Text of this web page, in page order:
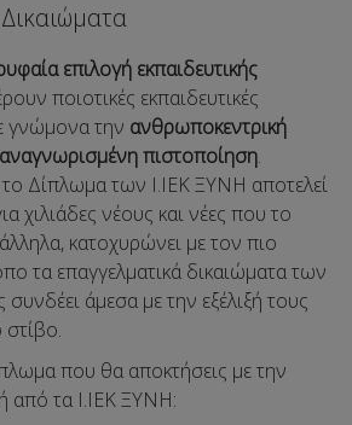
επιλογή εκπαιδευτικής
ποιοτικές εκπαιδευτικές
γνώμονα την ανθρωποκεντρική
αναγνωρισμένη πιστοποίηση.
Δίπλωμα των Ι.ΙΕΚ ΞΥΝΗ αποτελεί
χιλιάδες νέους και νέες που το
κατοχυρώνει με τον πιο
τα επαγγελματικά δικαιώματα των
άμεσα με την εξέλιξή τους
στίβο.
που θα αποκτήσεις με την
από τα Ι.ΙΕΚ ΞΥΝΗ: